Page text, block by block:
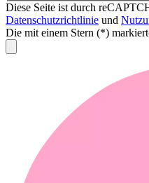
Diese Seite ist durch
Datenschutzrichtlinie und
Die mit einem Stern (*)